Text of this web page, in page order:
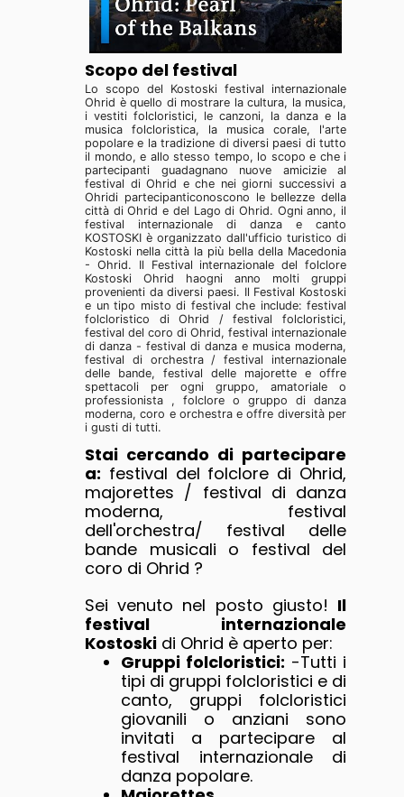
Scopo del festival
Lo scopo del Kostoski festival internazionale
Ohrid è quello di mostrare la cultura, la musica,
i vestiti folcloristici, le canzoni, la danza e la
musica folcloristica, la musica corale, l'arte
popolare e la tradizione di diversi paesi di tutto
il mondo, e allo stesso tempo, lo scopo e che i
partecipanti guadagnano nuove amicizie al
festival di Ohrid e che nei giorni successivi a
Ohridi partecipanticonoscono le bellezze della
città di Ohrid e del Lago di Ohrid. Ogni anno, il
festival internazionale di danza e canto
KOSTOSKI è organizzato dall'ufficio turistico di
Kostoski nella città la più bella della Macedonia
- Ohrid. Il Festival internazionale del folclore
Kostoski Ohrid haogni anno molti gruppi
provenienti da diversi paesi. Il Festival Kostoski
e un tipo misto di festival che include: festival
folcloristico di Ohrid / festival folcloristici,
festival del coro di Ohrid, festival internazionale
di danza - festival di danza e musica moderna,
festival di orchestra / festival internazionale
delle bande, festival delle majorette e offre
spettacoli per ogni gruppo, amatoriale o
professionista , folclore o gruppo di danza
moderna, coro e orchestra e offre diversità per
i gusti di tutti.
Stai cercando di partecipare
a: festival del folclore di Ohrid,
majorettes / festival di danza
moderna, festival
dell'orchestra/ festival delle
bande musicali o festival del
coro di Ohrid ?
Sei venuto nel posto giusto! Il
festival internazionale
Kostoski di Ohrid è aperto per:
Gruppi folcloristici: -Tutti i
tipi di gruppi folcloristici e di
canto, gruppi folcloristici
giovanili o anziani sono
invitati a partecipare al
festival internazionale di
danza popolare.